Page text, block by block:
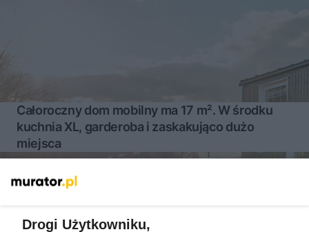
Całoroczny dom mobilny ma 17 m². W środku
kuchnia XL, garderoba i zaskakująco dużo
miejsca
Drogi Użytkowniku,